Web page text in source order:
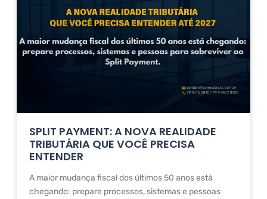
SPLIT PAYMENT: A NOVA REALIDADE
TRIBUTÁRIA QUE VOCÊ PRECISA
ENTENDER
A maior mudança fiscal dos últimos 50 anos está
chegando: prepare processos, sistemas e pessoas